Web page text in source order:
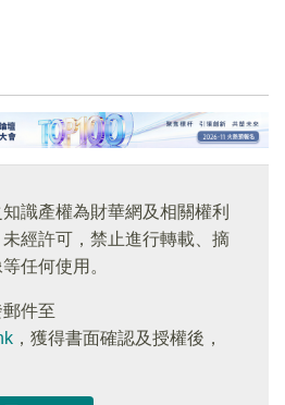
識產權為財華網及相關權利
經許可，禁止進行轉載、摘
任何使用。
件至
，獲得書面確認及授權後，